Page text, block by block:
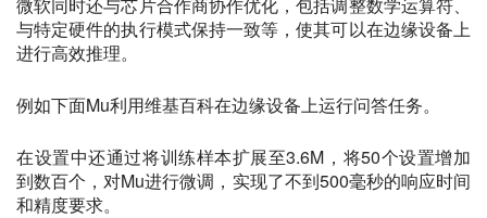
与特定硬件的执行模式保持一致等，使其可以在边缘设备上
进行高效推理。
例如下面Mu利用维基百科在边缘设备上运行问答任务。
在设置中还通过将训练样本扩展至3.6M，将50个设置增加
到数百个，对Mu进行微调，实现了不到500毫秒的响应时间
和精度要求。